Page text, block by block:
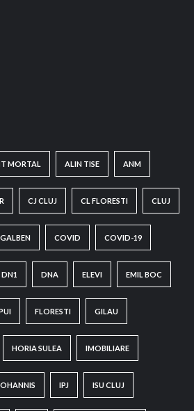
MORTAL ALIN TISE ANM
CJ CLUJ CL FLORESTI CLUJ
COVID COVID-19
DN1 DNA ELEVI EMIL BOC
FLORESTI GILAU
HORIA SULEA IMOBILIARE
IPJ ISU CLUJ